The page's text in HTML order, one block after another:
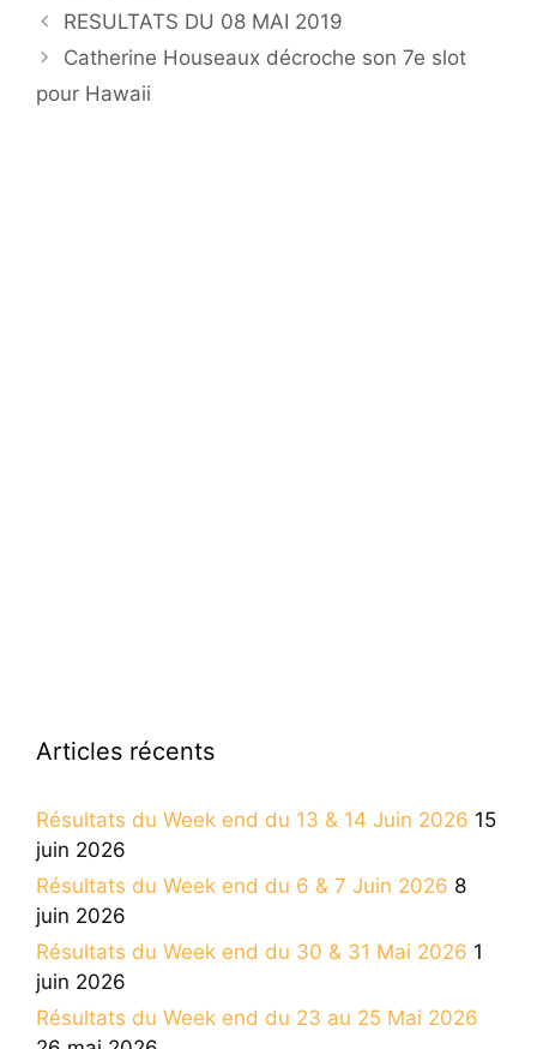
RESULTATS DU 08 MAI 2019
Catherine Houseaux décroche son 7e slot
pour Hawaii
Articles récents
Résultats du Week end du 13 & 14 Juin 2026 15
juin 2026
Résultats du Week end du 6 & 7 Juin 2026 8
juin 2026
Résultats du Week end du 30 & 31 Mai 2026 1
juin 2026
Résultats du Week end du 23 au 25 Mai 2026